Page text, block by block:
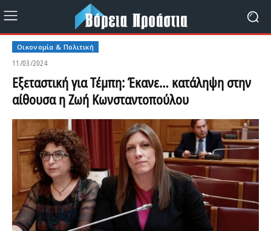
Οικονομία & Πολιτική
11/03/2024
Εξεταστική για Τέμπη: Έκανε… κατάληψη στην
αίθουσα η Ζωή Κωνσταντοπούλου